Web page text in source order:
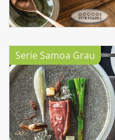
Serie Samoa Grau